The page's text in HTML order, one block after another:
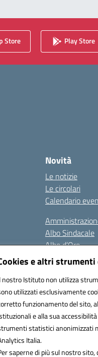
e altri
nostro Istituto non utilizza
utilizzati esclusivamente
funzionamento del sito,
e alla sua
statistici anonimizzati
Italia.
saperne di più sul nostro sito,
Store Play Store
Novità
Le notizie
Le circolari
Calendario
Albo Sindacale
Albo d’Oro
Sicurezza
Erasmus
Seguici su: